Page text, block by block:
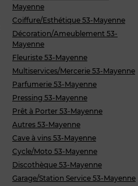
Mayenne
Coiffure/Esthétique 53-Mayenne
Décoration/Ameublement 53-
Mayenne
Fleuriste 53-Mayenne
Multiservices/Mercerie 53-Mayenne
Parfumerie 53-Mayenne
Pressing 53-Mayenne
Prêt à Porter 53-Mayenne
Autres 53-Mayenne
Cave à vins 53-Mayenne
Cycle/Moto 53-Mayenne
Discothèque 53-Mayenne
Garage/Station Service 53-Mayenne